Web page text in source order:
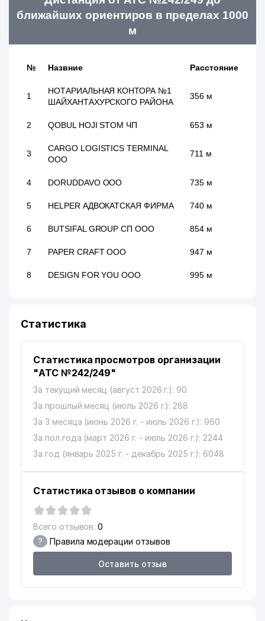
ближайших ориентиров в пределах 1000
м
№ Назвние Расстояние
1
НОТАРИАЛЬНАЯ КОНТОРА №1
ШАЙХАНТАХУРСКОГО РАЙОНА
356 м
2 QOBUL HOJI STOM ЧП 653 м
3
CARGO LOGISTICS TERMINAL
ООО
711 м
4 DORUDDAVO ООО 735 м
5 HELPER АДВОКАТСКАЯ ФИРМА 740 м
6 BUTSIFAL GROUP СП ООО 854 м
7 PAPER CRAFT ООО 947 м
8 DESIGN FOR YOU ООО 995 м
Статистика
Статистика просмотров организации
"АТС №242/249"
За текущий месяц (август 2026 г.): 90
За прошлый месяц (июль 2026 г.): 288
За 3 месяца (июнь 2026 г. - июль 2026 г.): 960
За пол года (март 2026 г. - июль 2026 г.): 2244
За год (январь 2025 г. - декабрь 2025 г.): 6048
Статистика отзывов о компании
Всего отзывов: 0
? Правила модерации отзывов
Оставить отзыв